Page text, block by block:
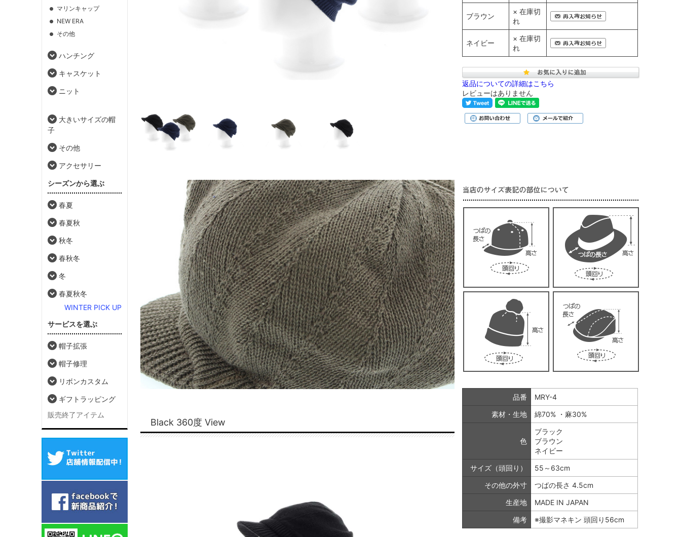
ブラウン
× 在庫切
れ
ネイビー
× 在庫切
れ
返品についての詳細はこちら
レビューはありません
Black 360度 View
品番
MRY-4
素材・生地
綿70% ・麻30%
色
ブラック
ブラウン
ネイビー
サイズ（頭回り）
55～63cm
その他の外寸
つばの長さ 4.5cm
生産地
MADE IN JAPAN
備考
※撮影マネキン 頭回り56cm
マリンキャップ
NEW ERA
その他
ハンチング
キャスケット
ニット
大きいサイズの帽
子
その他
アクセサリー
シーズンから選ぶ
春夏
春夏秋
秋冬
春秋冬
冬
春夏秋冬
WINTER PICK UP
サービスを選ぶ
帽子拡張
帽子修理
リボンカスタム
ギフトラッピング
販売終了アイテム